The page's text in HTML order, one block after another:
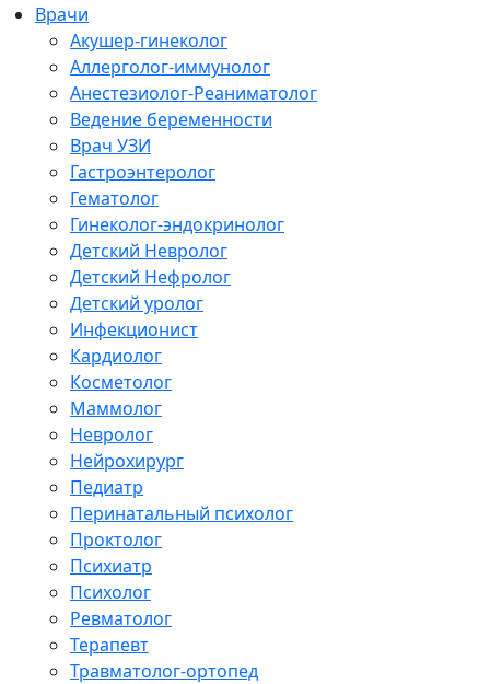
Врачи
Акушер-гинеколог
Аллерголог-иммунолог
Анестезиолог-Реаниматолог
Ведение беременности
Врач УЗИ
Гастроэнтеролог
Гематолог
Гинеколог-эндокринолог
Детский Невролог
Детский Нефролог
Детский уролог
Инфекционист
Кардиолог
Косметолог
Маммолог
Невролог
Нейрохирург
Педиатр
Перинатальный психолог
Проктолог
Психиатр
Психолог
Ревматолог
Терапевт
Травматолог-ортопед